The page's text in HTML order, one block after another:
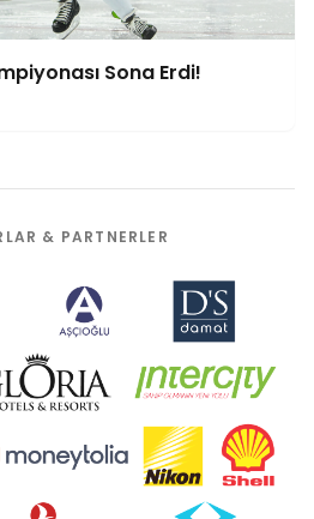
Sona Erdi!
& PARTNERLER